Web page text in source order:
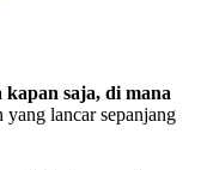
saja, di mana
yang lancar sepanjang